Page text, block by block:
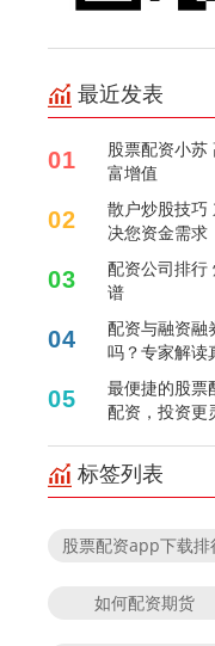
最近发表
01
股票配资小苏
富增值
02
散户炒股技巧
决您资金需求
03
配资公司排行
谱
04
配资与融资融
吗？专家解读
05
最便捷的股票
配资，投资更
标签列表
股票配资app下载排
如何配资期货